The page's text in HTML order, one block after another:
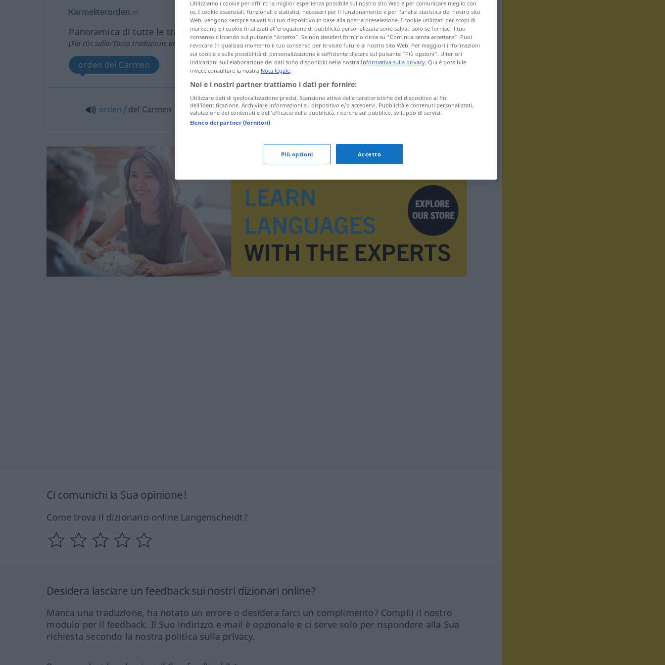
Karmeliterorden m
Panoramica di tutte le traduzion
(Fai clic sulla/Tocca traduzione per maggiori dettagli)
orden del Carmen
orden fdel Carmen Karmeliterorden
Ci comunichi la Sua opinione!
Come trova il dizionario online Langenscheidt?
Desidera lasciare un feedback sui nostri dizionari online?
Manca una traduzione, ha notato un errore o desidera farci un complimento? Compili il nostro
modulo per il feedback. Il Suo indirizzo e-mail è opzionale e ci serve solo per rispondere alla Sua
richiesta secondo la nostra politica sulla privacy.
Utilizziamo i cookie per offrirti la miglior esperienza possibile sul nostro sito Web e per comunicare meglio con
te. I cookie essenziali, funzionali e statistici, necessari per il funzionamento e per l’analisi statistica del nostro sito
Web, vengono sempre salvati sul tuo dispositivo in base alla nostra preselezione. I cookie utilizzati per scopi di
marketing e i cookie finalizzati all’erogazione di pubblicità personalizzata sono salvati solo se fornisci il tuo
consenso cliccando sul pulsante “Accetto”. Se non desideri fornirlo clicca su “Continua senza accettare”. Puoi
revocare In qualsiasi momento il tuo consenso per le visite future al nostro sito Web. Per maggiori informazioni
sui cookie e sulle possibilità di personalizzazione è sufficiente cliccare sul pulsante “Più opzioni”. Ulteriori
indicazioni sull’elaborazione dei dati sono disponibili nella nostra Informativa sulla privacy. Qui è possibile
invece consultare la nostra Nota legale.
Noi e i nostri partner trattiamo i dati per fornire:
Utilizzare dati di geolocalizzazione precisi. Scansione attiva delle caratteristiche del dispositivo ai fini
dell’identificazione. Archiviare informazioni su dispositivo e/o accedervi. Pubblicità e contenuti personalizzati,
valutazione dei contenuti e dell’efficacia della pubblicità, ricerche sul pubblico, sviluppo di servizi.
Elenco dei partner (fornitori)
Più opzioni Accetto